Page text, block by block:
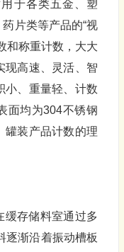
于各类五金、塑
片类等产品的“视
和称重计数，大大
现高速、灵活、智
小、重量轻、计数
面均为304不锈钢
罐装产品计数的理
缓存储料室通过多
逐渐沿着振动槽板